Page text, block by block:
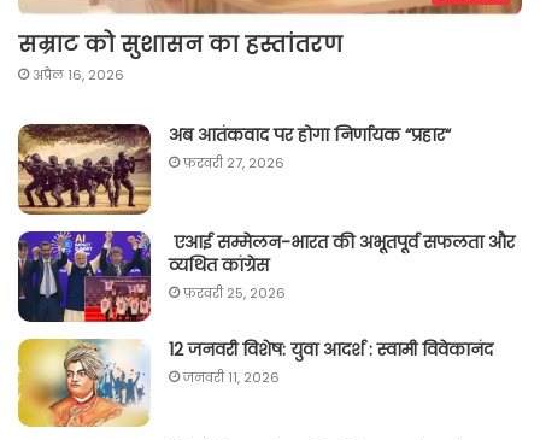
सम्राट को सुशासन का हस्तांतरण
अप्रैल 16, 2026
अब आतंकवाद पर होगा निर्णायक “प्रहार“
फ़रवरी 27, 2026
एआई सम्मेलन-भारत की अभूतपूर्व सफलता और
व्यथित कांग्रेस
फ़रवरी 25, 2026
12 जनवरी विशेष: युवा आदर्श : स्वामी विवेकानंद
जनवरी 11, 2026